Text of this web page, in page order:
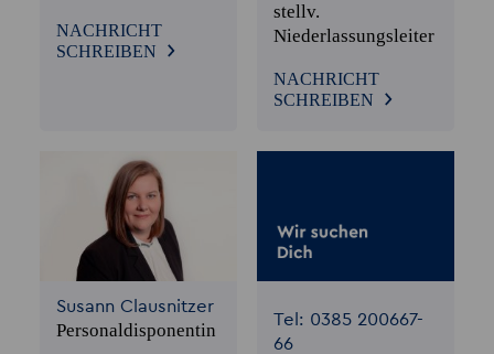
NACHRICHT
SCHREIBEN
stellv.
Niederlassungsleiter
NACHRICHT
SCHREIBEN
Susann Clausnitzer
Personaldisponentin
Tel: 0385 200667-
66